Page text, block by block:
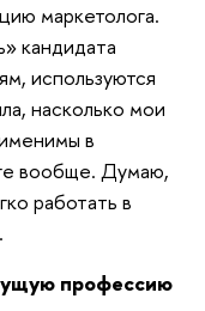
маркетолога.
кандидата
используются
насколько мои
в
вообще. Думаю,
работать в
профессию